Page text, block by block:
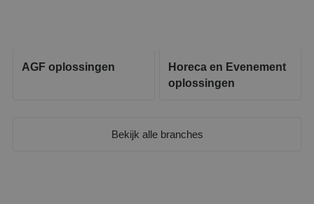
AGF oplossingen
Horeca en Evenement
oplossingen
Bekijk alle branches